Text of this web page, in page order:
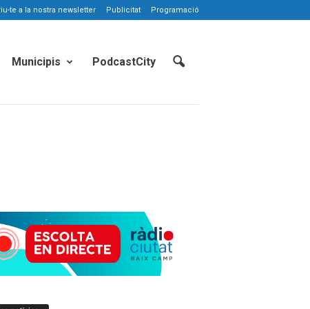
te a la nostra newsletter Publicitat Programació
Municipis PodcastCity